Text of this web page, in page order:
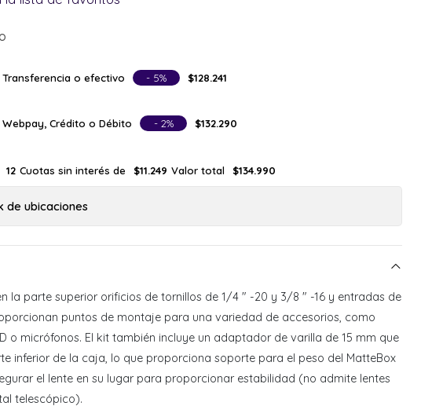
Transferencia o efectivo - 5% $128.241
Webpay, Crédito o Débito - 2% $132.290
12 Cuotas sin interés de $11.249 Valor total $134.990
de ubicaciones
la parte superior orificios de tornillos de 1/4 ″ -20 y 3/8 ″ -16 y entradas de
puntos de montaje para una variedad de accesorios, como
o micrófonos. El kit también incluye un adaptador de varilla de 15 mm que
inferior de la caja, lo que proporciona soporte para el peso del MatteBox
el lente en su lugar para proporcionar estabilidad (no admite lentes
telescópico).